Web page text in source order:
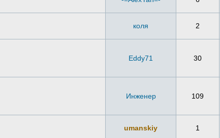
коля 2
Eddy71 30
Инженер 109
umanskiy 1